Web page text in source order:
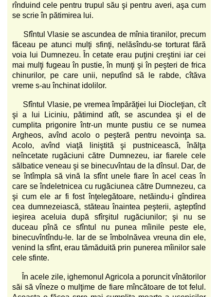
rînduind cele pentru trupul său şi pentru averi, aşa cum
se scrie în pătimirea lui.
Sfîntul Vlasie se ascundea de mînia tiranilor, precum
făceau pe atunci mulţi sfinţi, nelăsîndu-se torturat fără
voia lui Dumnezeu. În cetate erau puţini creştini iar cei
mai mulţi fugeau în pustie, în munţi şi în peşteri de frica
chinurilor, pe care unii, neputînd să le rabde, cîtăva
vreme s-au închinat idolilor.
Sfîntul Vlasie, pe vremea împărăţiei lui Diocleţian, cît
şi a lui Liciniu, pătimind atît, se ascundea şi el de
cumplita prigonire într-un munte pustiu ce se numea
Argheos, avînd acolo o peşteră pentru nevoinţa sa.
Acolo, avînd viaţă liniştită şi pustnicească, înălţa
neîncetate rugăciuni către Dumnezeu, iar fiarele cele
sălbatice veneau şi se binecuvîntau de la dînsul. Dar, de
se întîmpla să vină la sfînt unele fiare în acel ceas în
care se îndeletnicea cu rugăciunea către Dumnezeu, ca
şi cum ele ar fi fost înţelegătoare, netăindu-i gîndirea
cea dumnezeiască, stăteau înaintea peşterii, aşteptînd
ieşirea aceluia după sfîrşitul rugăciunilor; şi nu se
duceau pînă ce sfîntul nu punea mîinile peste ele,
binecuvîntîndu-le. Iar de se îmbolnăvea vreuna din ele,
venind la sfînt, erau tămăduită prin punerea mîinilor sale
cele sfinte.
În acele zile, ighemonul Agricola a poruncit vînătorilor
săi să vîneze o mulţime de fiare mîncătoare de tot felul.